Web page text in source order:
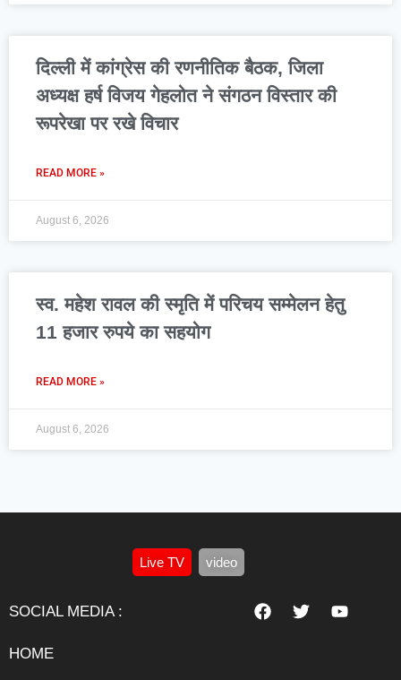
दिल्ली में कांग्रेस की रणनीतिक बैठक, जिला
अध्यक्ष हर्ष विजय गेहलोत ने संगठन विस्तार की
रूपरेखा पर रखे विचार
READ MORE »
August 6, 2026
स्व. महेश रावल की स्मृति में परिचय सम्मेलन हेतु
11 हजार रुपये का सहयोग
READ MORE »
August 6, 2026
Live TV video
SOCIAL MEDIA :
HOME